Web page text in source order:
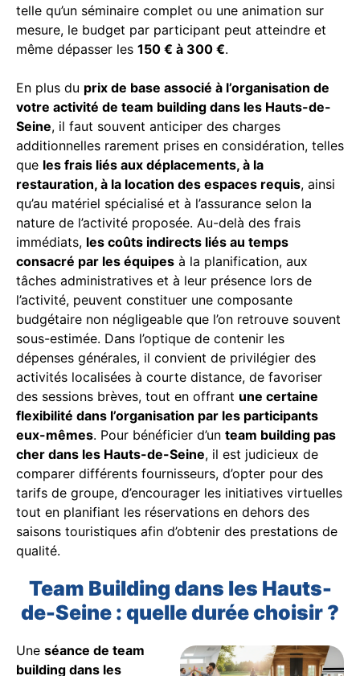
telle qu’un séminaire complet ou une animation sur
mesure, le budget par participant peut atteindre et
même dépasser les 150 € à 300 €.
En plus du prix de base associé à l’organisation de
votre activité de team building dans les Hauts-de-
Seine, il faut souvent anticiper des charges
additionnelles rarement prises en considération, telles
que les frais liés aux déplacements, à la
restauration, à la location des espaces requis, ainsi
qu’au matériel spécialisé et à l’assurance selon la
nature de l’activité proposée. Au-delà des frais
immédiats, les coûts indirects liés au temps
consacré par les équipes à la planification, aux
tâches administratives et à leur présence lors de
l’activité, peuvent constituer une composante
budgétaire non négligeable que l’on retrouve souvent
sous-estimée. Dans l’optique de contenir les
dépenses générales, il convient de privilégier des
activités localisées à courte distance, de favoriser
des sessions brèves, tout en offrant une certaine
flexibilité dans l’organisation par les participants
eux-mêmes. Pour bénéficier d’un team building pas
cher dans les Hauts-de-Seine, il est judicieux de
comparer différents fournisseurs, d’opter pour des
tarifs de groupe, d’encourager les initiatives virtuelles
tout en planifiant les réservations en dehors des
saisons touristiques afin d’obtenir des prestations de
qualité.
Team Building dans les Hauts-
de-Seine : quelle durée choisir ?
Une séance de team
building dans les